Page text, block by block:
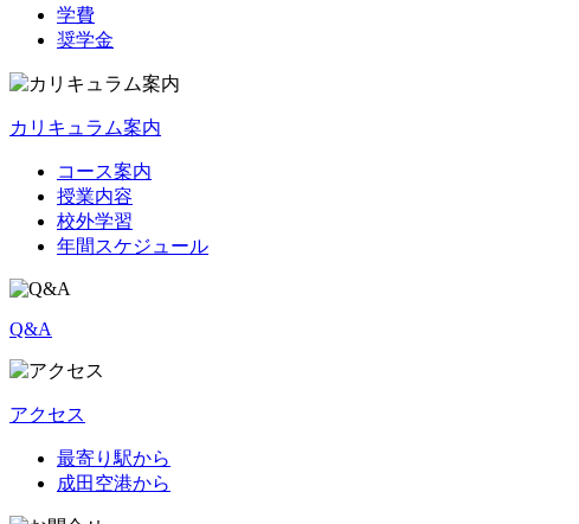
学費
奨学金
カリキュラム案内
コース案内
授業内容
校外学習
年間スケジュール
Q&A
アクセス
最寄り駅から
成田空港から